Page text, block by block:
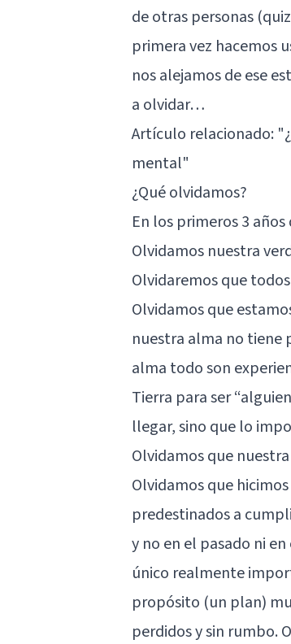
de otras personas
primera vez hacemos
nos alejamos de ese
a olvidar…
Artículo relacionado:
mental"
¿Qué olvidamos?
En los primeros 3
Olvidamos nuestra
Olvidaremos que
Olvidamos que
nuestra alma no tiene
alma todo son
Tierra para ser
llegar, sino que lo
Olvidamos que
Olvidamos que
predestinados a
y no en el pasado ni
único realmente
propósito (un plan)
perdidos y sin rumbo.